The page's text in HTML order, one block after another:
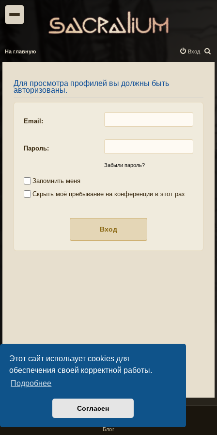
Этот сайт использует cookies для
обеспечения своей корректной работы.
Подробнее
Согласен
На главную
о
Вход
Для просмотра профилей вы должны быть
авторизованы.
Email:
Пароль:
Забыли пароль?
Запомнить меня
Скрыть моё пребывание на конференции в этот раз
Privacy PolicyLicense Agreement
Copyright © Sacralium Games 2023-
Блог